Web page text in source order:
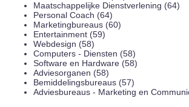
Maatschappelijke Dienstverlening (64)
Personal Coach (64)
Marketingbureaus (60)
Entertainment (59)
Webdesign (58)
Computers - Diensten (58)
Software en Hardware (58)
Adviesorganen (58)
Bemiddelingsbureaus (57)
Adviesbureaus - Marketing en